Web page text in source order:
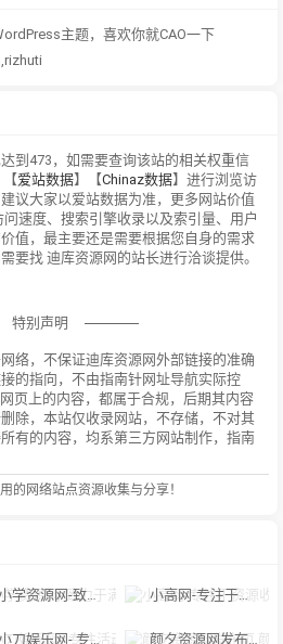
主题，喜欢你就CAO一下
到473，如需要查询该站的相关权重信
【爱站数据】【Chinaz数据】进行浏览访
议大家以爱站数据为准，更多网站价值
速度、搜索引擎收录以及索引量、用户
值，最主要还是需要根据您自身的需求
要找 迪库资源网的站长进行洽谈提供。
特别声明
络，不保证迪库资源网外部链接的准确
的指向，不由指南针网址导航实际控
页上的内容，都属于合规，后期其内容
除，本站仅收录网站，不存储，不对其
有的内容，均系第三方网站制作，指南
的网络站点资源收集与分享！
资源网-致力于满足小学教师教学需要的关于小学教学的网站 小高网-专注于资源收集与活动分享_小高教学网精品源码_技术教程分享。
娱乐网- 专注活动，软件，教程分享，总之就是网络那些事。 颜夕资源网发布页,颜夕资源网最新地址,颜夕资源网网址